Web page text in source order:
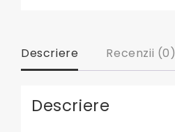
Descriere Recenzii (0)
Descriere